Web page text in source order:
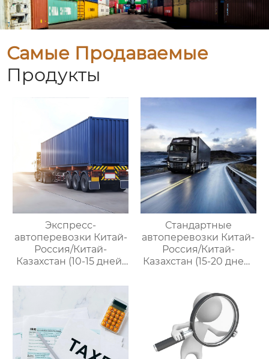
Самые Продаваемые
Продукты
Экспресс-
автоперевозки Китай-
Россия/Китай-
Казахстан (10-15 дней)
управлению
международными
цепями поставок
Стандартные
автоперевозки Китай-
Россия/Китай-
Казахстан (15-20 дней)
международными
цепями поставок